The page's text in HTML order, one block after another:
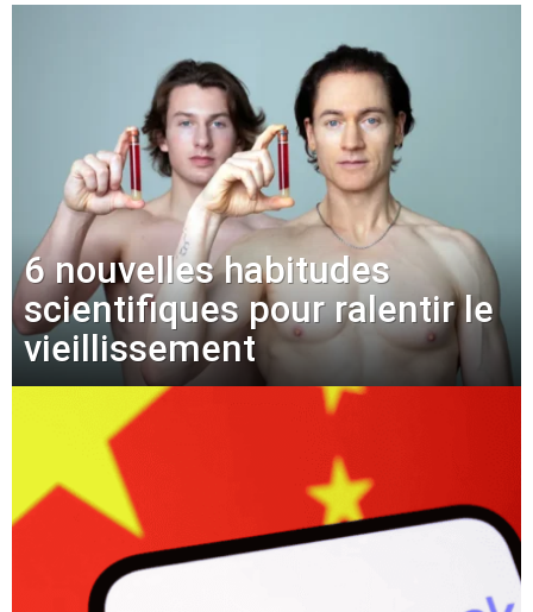
6 nouvelles habitudes
scientifiques pour ralentir le
vieillissement